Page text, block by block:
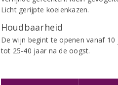
Licht gerijpte koeienkazen.
Houdbaarheid
De wijn begint te openen vanaf
tot 25-40 jaar na de oogst.